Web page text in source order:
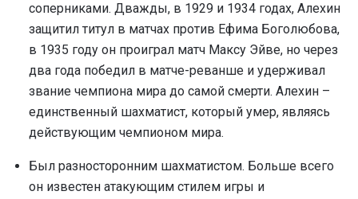
соперниками. Дважды, в 1929 и 1934 годах, Алехин
защитил титул в матчах против Ефима Боголюбова,
в 1935 году он проиграл матч Максу Эйве, но через
два года победил в матче-реванше и удерживал
звание чемпиона мира до самой смерти. Алехин –
единственный шахматист, который умер, являясь
действующим чемпионом мира.
Был разносторонним шахматистом. Больше всего
он известен атакующим стилем игры и